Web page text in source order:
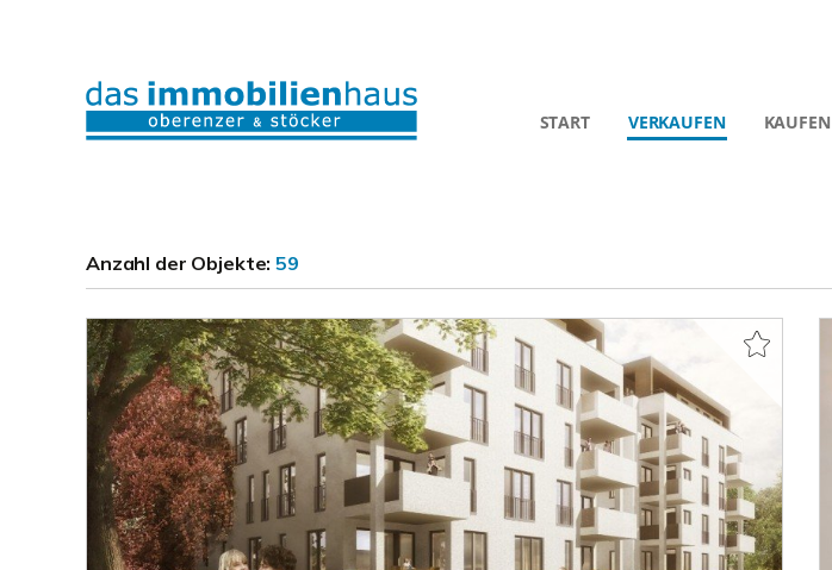
START VERKAUFEN KAUFEN
Anzahl der Objekte:59